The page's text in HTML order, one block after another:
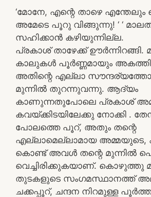
‘മോനേ, എന്റെ താഴെ എന്തേലും
അമേടെ പൂറു വിങ്ങുന്നു! ‘ ‘
സഹിക്കാൻ കഴിയുന്നില്ല.
പ്രകാശ് താഴേക്ക് ഊർന്നിറങ്ങി.
കാലുകൾ പൂർണ്ണമായും
അതിന്റെ എല്ലാ
മുന്നിൽ തുറന്നുവന്നു. ആദ്യം
കാണുന്നതുപോലെ പ്രകാശ്
കവയ്ക്കിടയിലേക്കു നോക്കി .
പോലത്തെ പൂറ്, അതും തന്റെ
എല്ലാമെല്ലാമായ അമ്മയുടെ,
കൊണ്ട് അവൾ തന്റെ മുന്നിൽ
വെച്ചിരിക്കുകയാണ്. കൊഴുത്തു
തുടകളുടെ സംഗമസ്ഥാനത്ത്
ചക്കപ്പൂറ്, ചന്ദന നിറമുള്ള